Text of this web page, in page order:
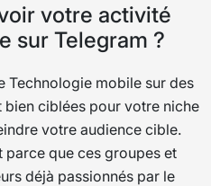
votre activité
sur Telegram ?
Technologie mobile sur des
bien ciblées pour votre niche
votre audience cible.
parce que ces groupes et
déjà passionnés par le